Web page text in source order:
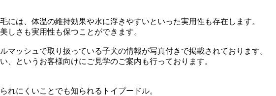
は、体温の維持効果や水に浮きやすいといった実用性も存在します。
しさも実用性も保つことができます。
マッシュで取り扱っている子犬の情報が写真付きで掲載されております。
、というお客様向けにご見学のご案内も行っております。
れにくいことでも知られるトイプードル。